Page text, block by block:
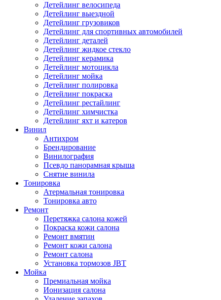
Детейлинг велосипеда
Детейлинг выездной
Детейлинг грузовиков
Детейлинг для спортивных автомобилей
Детейлинг деталей
Детейлинг жидкое стекло
Детейлинг керамика
Детейлинг мотоцикла
Детейлинг мойка
Детейлинг полировка
Детейлинг покраска
Детейлинг рестайлинг
Детейлинг химчистка
Детейлинг яхт и катеров
Винил
Антихром
Брендирование
Винилография
Псевдо панорамная крыша
Снятие винила
Тонировка
Атермальная тонировка
Тонировка авто
Ремонт
Перетяжка салона кожей
Покраска кожи салона
Ремонт вмятин
Ремонт кожи салона
Ремонт салона
Установка тормозов JBT
Мойка
Премиальная мойка
Ионизация салона